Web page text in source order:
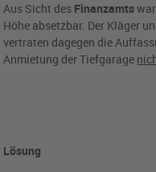
Aus Sicht des Finanzamts
Höhe absetzbar. Der Kläger
vertraten dagegen die
Anmietung der Tiefgarage
Lösung